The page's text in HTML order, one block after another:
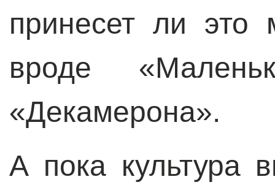
принесет ли
вроде
«Декамерона».
А пока культура